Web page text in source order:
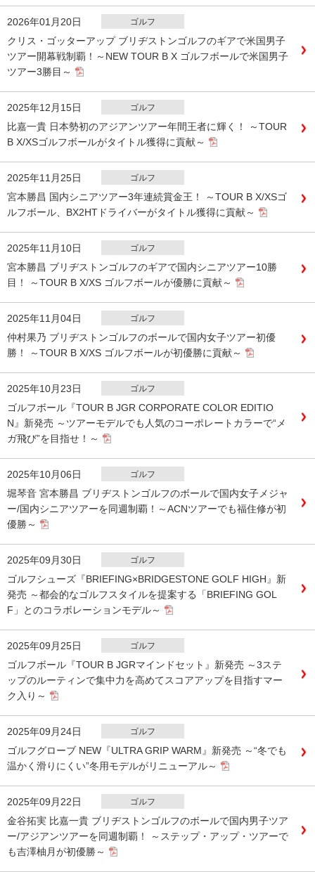
2026年01月20日 ゴルフ
クリス・ゴッターアップ ブリヂストンゴルフのギアで米国男子
ツアー開幕戦制覇！～NEW TOUR B X ゴルフボールで米国男子
ツアー3勝目～
2025年12月15日 ゴルフ
比嘉一貴 日本勢初のアジアンツアー年間王者に輝く！ ～TOUR
B X/XSゴルフボールがタイトル獲得に貢献～
2025年11月25日 ゴルフ
宮本勝昌 国内シニアツアー3年連続賞金王！ ～TOUR B X/XSゴ
ルフボール、BX2HTドライバーがタイトル獲得に貢献～
2025年11月10日 ゴルフ
宮本勝昌 ブリヂストンゴルフのギアで国内シニアツアー10勝
目！ ～TOUR B X/XS ゴルフボールが優勝に貢献～
2025年11月04日 ゴルフ
仲村果乃 ブリヂストンゴルフのボールで国内女子ツアー初優
勝！ ～TOUR B X/XS ゴルフボールが初優勝に貢献～
2025年10月23日 ゴルフ
ゴルフボール『TOUR B JGR CORPORATE COLOR EDITIO
N』新発売 ～ツアーモデルでも人気のコーポレートカラーで“メ
ガ飛び”を目指せ！～
2025年10月06日 ゴルフ
堀琴音 宮本勝昌 ブリヂストンゴルフのボールで国内女子メジャ
ー/国内シニアツアーを同週制覇！～ACNツアーでも福住修が初
優勝～
2025年09月30日 ゴルフ
ゴルフシューズ『BRIEFING×BRIDGESTONE GOLF HIGH』新
発売 ～都会的なゴルフスタイルを提案する「BRIEFING GOL
F」とのコラボレーションモデル～
2025年09月25日 ゴルフ
ゴルフボール『TOUR B JGRマインドセット』新発売 ～3ステ
ップのルーティンで集中力を高めてスコアアップを目指すマー
ク入り～
2025年09月24日 ゴルフ
ゴルフグローブ NEW『ULTRA GRIP WARM』新発売 ～“冬でも
温かく滑りにくい”冬用モデルがリニューアル～
2025年09月22日 ゴルフ
金谷拓実 比嘉一貴 ブリヂストンゴルフのボールで国内男子ツア
ー/アジアンツアーを同週制覇！ ～ステップ・アップ・ツアーで
も吉澤柚月が初優勝～